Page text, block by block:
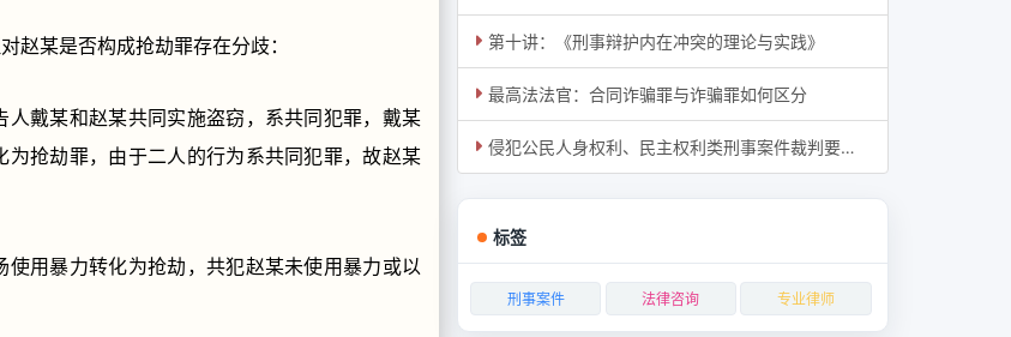
赵某是否构成抢劫罪存在分歧：
戴某和赵某共同实施盗窃，系共同犯罪，戴某
抢劫罪，由于二人的行为系共同犯罪，故赵某
用暴力转化为抢劫，共犯赵某未使用暴力或以
第十讲：《刑事辩护内在冲突的理论与实践》
最高法法官：合同诈骗罪与诈骗罪如何区分
侵犯公民人身权利、民主权利类刑事案件裁判要旨4条
标签
刑事案件 法律咨询 专业律师